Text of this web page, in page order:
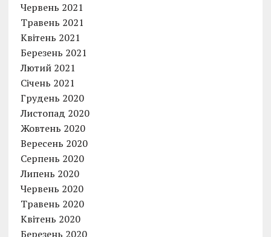
Червень 2021
Травень 2021
Квітень 2021
Березень 2021
Лютий 2021
Січень 2021
Грудень 2020
Листопад 2020
Жовтень 2020
Вересень 2020
Серпень 2020
Липень 2020
Червень 2020
Травень 2020
Квітень 2020
Березень 2020